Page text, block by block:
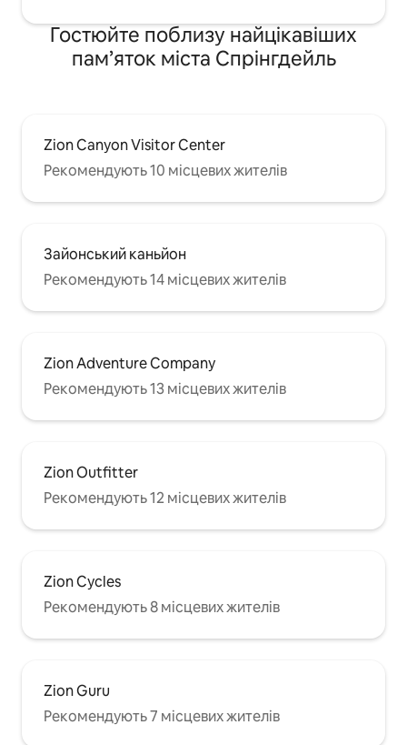
Гостюйте поблизу найцікавіших
пам’яток міста Спрінгдейль
Zion Canyon Visitor Center
Рекомендують 10 місцевих жителів
Зайонський каньйон
Рекомендують 14 місцевих жителів
Zion Adventure Company
Рекомендують 13 місцевих жителів
Zion Outfitter
Рекомендують 12 місцевих жителів
Zion Cycles
Рекомендують 8 місцевих жителів
Zion Guru
Рекомендують 7 місцевих жителів